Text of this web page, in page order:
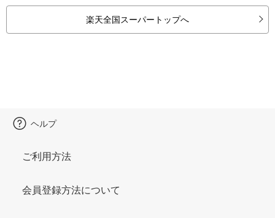
楽天全国スーパートップへ
ヘルプ
ご利用方法
会員登録方法について